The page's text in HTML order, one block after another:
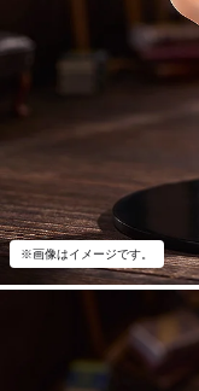
※画像はイメージです。